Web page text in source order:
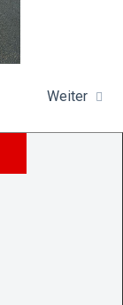
Weiter